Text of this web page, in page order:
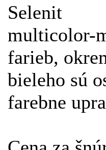
Selenit
multicolor-
farieb,
bieleho sú
farebne